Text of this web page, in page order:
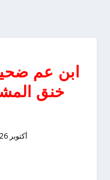
ابن عم
خنق
أكتوبر 26, 2023